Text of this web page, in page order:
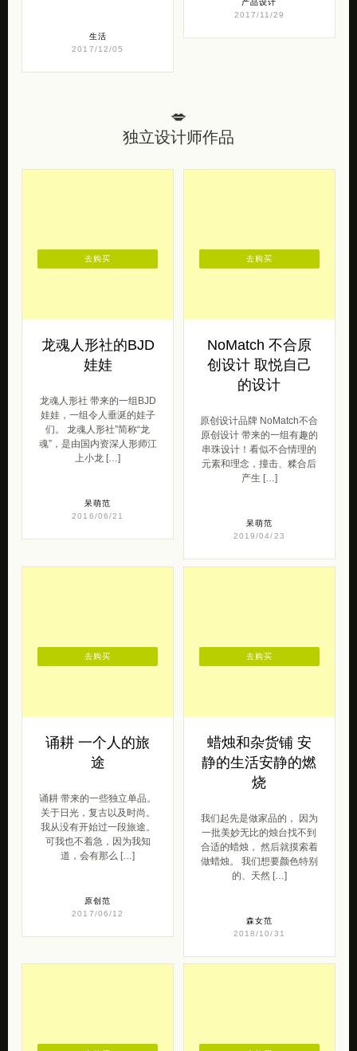
生活
2017/12/05
2017/11/29
💋
独立设计师作品
龙魂人形社的BJD
娃娃
龙魂人形社 带来的一组BJD
娃娃，一组令人垂涎的娃子
们。 龙魂人形社”简称“龙
魂”，是由国内资深人形师江
上小龙 […]
呆萌范
2016/06/21
去购买
NoMatch 不合原
创设计 取悦自己
的设计
原创设计品牌 NoMatch不合
原创设计 带来的一组有趣的
串珠设计！看似不合情理的
元素和理念，撞击、糅合后
产生 […]
呆萌范
2019/04/23
去购买
诵耕 一个人的旅
途
诵耕 带来的一些独立单品。
关于日光，复古以及时尚。
我从没有开始过一段旅途。
可我也不着急，因为我知
道，会有那么 […]
原创范
2017/06/12
去购买
蜡烛和杂货铺 安
静的生活安静的燃
烧
我们起先是做家品的， 因为
一批美妙无比的烛台找不到
合适的蜡烛， 然后就摸索着
做蜡烛。 我们想要颜色特别
的、天然 […]
森女范
2018/10/31
去购买